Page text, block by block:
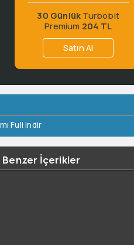
30 Günlük Turbobit
Premium 204 TL
Satın Al
Full indir
Benzer İçerikler